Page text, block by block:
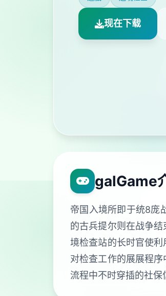
现在下载
galGame
帝国入境所即于统8庞
的古兵提尔则在战争
境检查站的长时官使
对检查工作的展展程
流程中不时穿插的社保